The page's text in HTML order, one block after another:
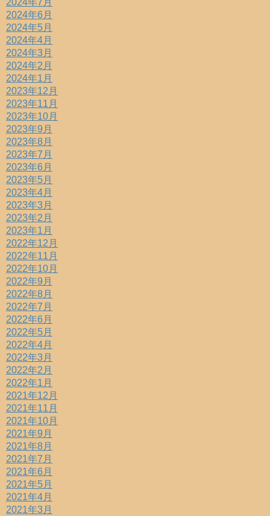
2024年6月
2024年5月
2024年4月
2024年3月
2024年2月
2024年1月
2023年12月
2023年11月
2023年10月
2023年9月
2023年8月
2023年7月
2023年6月
2023年5月
2023年4月
2023年3月
2023年2月
2023年1月
2022年12月
2022年11月
2022年10月
2022年9月
2022年8月
2022年7月
2022年6月
2022年5月
2022年4月
2022年3月
2022年2月
2022年1月
2021年12月
2021年11月
2021年10月
2021年9月
2021年8月
2021年7月
2021年6月
2021年5月
2021年4月
2021年3月